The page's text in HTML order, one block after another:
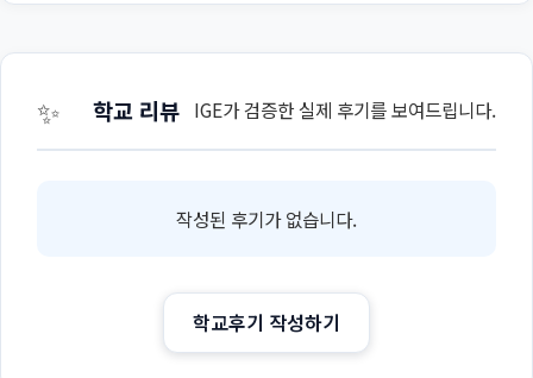
✨ 학교 리뷰 IGE가 검증한 실제 후기를 보여드립니다.
작성된 후기가 없습니다.
학교후기 작성하기